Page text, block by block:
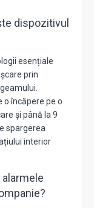
dispozitivul
esențiale
prin
o încăpere pe o
și până la 9
spargerea
interior